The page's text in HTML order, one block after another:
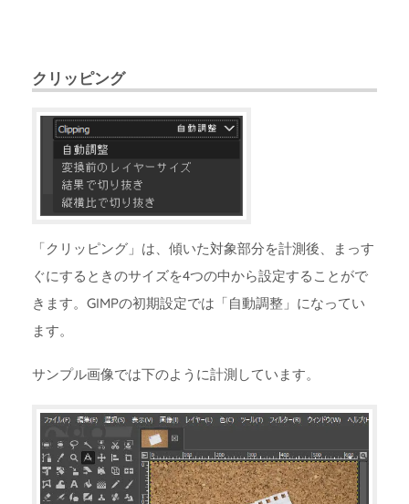
クリッピング
「クリッピング」は、傾いた対象部分を計測後、まっす
ぐにするときのサイズを4つの中から設定することがで
きます。GIMPの初期設定では「自動調整」になってい
ます。
サンプル画像では下のように計測しています。